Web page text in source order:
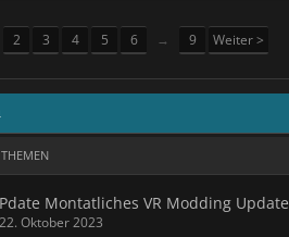
2 3 4 5 6 → 9 Weiter >
Montatliches VR Modding Update
22. Oktober 2023